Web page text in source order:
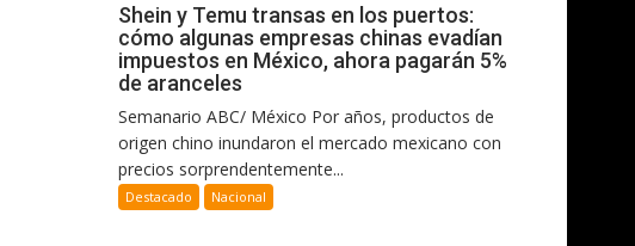
Shein y Temu transas en los puertos:
cómo algunas empresas chinas evadían
impuestos en México, ahora pagarán 5%
de aranceles
Semanario ABC/ México Por años, productos de
origen chino inundaron el mercado mexicano con
precios sorprendentemente...
Destacado Nacional